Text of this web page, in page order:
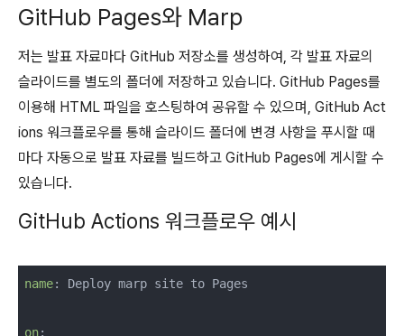
GitHub Pages와 Marp
저는 발표 자료마다 GitHub 저장소를 생성하여, 각 발표 자료의
슬라이드를 별도의 폴더에 저장하고 있습니다. GitHub Pages를
이용해 HTML 파일을 호스팅하여 공유할 수 있으며, GitHub Act
ions 워크플로우를 통해 슬라이드 폴더에 변경 사항을 푸시할 때
마다 자동으로 발표 자료를 빌드하고 GitHub Pages에 게시할 수
있습니다.
GitHub Actions 워크플로우 예시
name: Deploy marp site to Pages
on: